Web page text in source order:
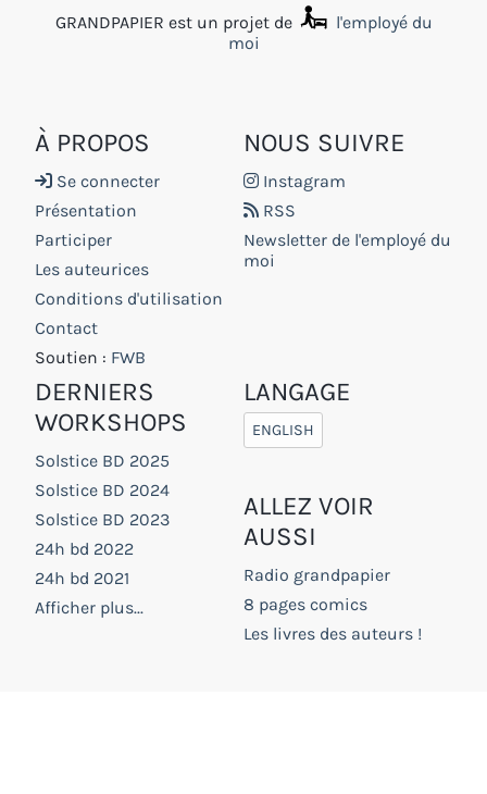
GRANDPAPIER est un projet de
l'employé du
moi
À PROPOS
Se connecter
Présentation
Participer
Les auteurices
Conditions d'utilisation
Contact
Soutien : FWB
NOUS SUIVRE
Instagram
RSS
Newsletter de l'employé du
moi
DERNIERS
WORKSHOPS
Solstice BD 2025
Solstice BD 2024
Solstice BD 2023
24h bd 2022
24h bd 2021
Afficher plus...
LANGAGE
ENGLISH
ALLEZ VOIR
AUSSI
Radio grandpapier
8 pages comics
Les livres des auteurs !